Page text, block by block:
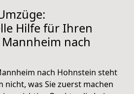
Hilfe für Ihren
nach
nach Hohnstein steht
nicht, was Sie zuerst machen